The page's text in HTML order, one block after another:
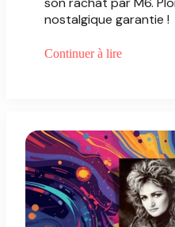
nostalgique garantie !
Continuer à lire